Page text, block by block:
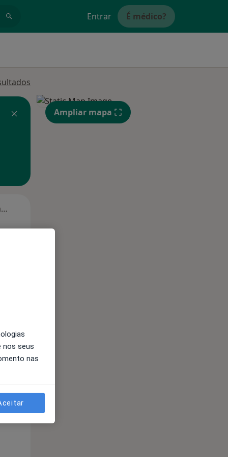
Entrar É médico?
Segunda-feira
Segunda-feira Ter,
11 Ago
Ampliar mapa
nos seus
nas